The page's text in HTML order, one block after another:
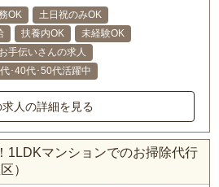
OK
土日祝のみOK
扶養内OK
未経験OK
お手伝いさんの求人
･40代･50代活躍中
求人の詳細を見る
1LDKマンションでのお掃除代行
）